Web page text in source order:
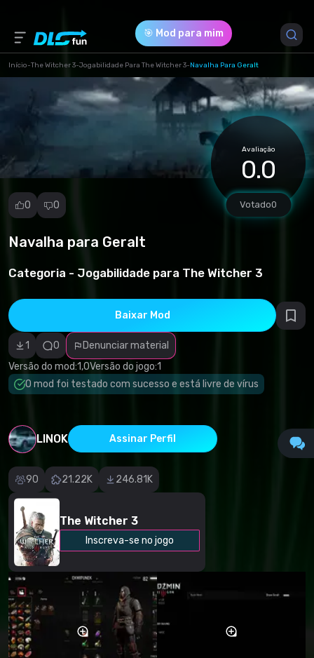
🎯 Mod para mim
Início-The Witcher 3-Jogabilidade Para The Witcher 3-Navalha Para Geralt
Avaliação
0.0
Votado0
0 0
Navalha para Geralt
Categoria - Jogabilidade para The Witcher 3
Baixar Mod
1 0
Denunciar material
Versão do mod:1,0Versão do jogo:1
O mod foi testado com sucesso e está livre de vírus
LINOK Assinar Perfil
90 21.22K 246.81K
The Witcher 3
Inscreva-se no jogo
Denunciar
incorreta
Software
malicioso/vírus
Conteúdo não
funcional
Descrição
Versão do Jogo *
1 (adde7684e089666830cf21cdc7ff799e.zip)
Download (93.79 Kb)